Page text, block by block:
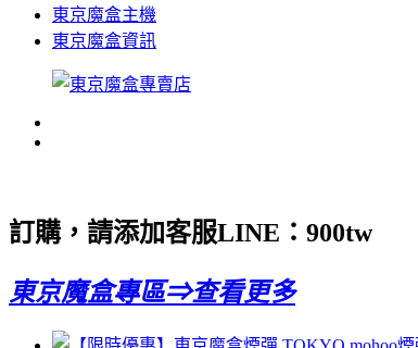
東京魔盒主機
東京魔盒資訊
訂購，請添加客服LINE： 900tw
東京魔盒專區⇒查看更多